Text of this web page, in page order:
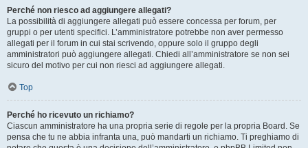
Perché non riesco ad aggiungere allegati?
La possibilità di aggiungere allegati può essere concessa per forum, per
gruppi o per utenti specifici. L’amministratore potrebbe non aver permesso
allegati per il forum in cui stai scrivendo, oppure solo il gruppo degli
amministratori può aggiungere allegati. Chiedi all’amministratore se non sei
sicuro del motivo per cui non riesci ad aggiungere allegati.
Top
Perché ho ricevuto un richiamo?
Ciascun amministratore ha una propria serie di regole per la propria Board. Se
pensa che tu ne abbia infranta una, può mandarti un richiamo. Ti preghiamo di